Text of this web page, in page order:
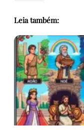
Leia também: